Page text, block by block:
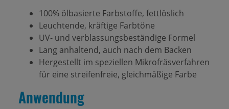
100% ölbasierte Farbstoffe, fettlöslich
Leuchtende, kräftige Farbtöne
UV- und verblassungsbeständige Formel
Lang anhaltend, auch nach dem Backen
Hergestellt im speziellen Mikrofräsverfahren
für eine streifenfreie, gleichmäßige Farbe
Anwendung